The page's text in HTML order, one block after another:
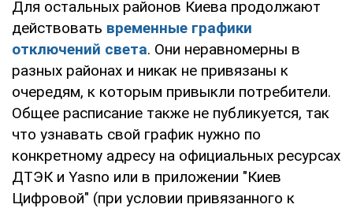
Для остальных районов Киева продолжают
действовать временные графики
отключений света. Они неравномерны в
разных районах и никак не привязаны к
очередям, к которым привыкли потребители.
Общее расписание также не публикуется, так
что узнавать свой график нужно по
конкретному адресу на официальных ресурсах
ДТЭК и Yasno или в приложении "Киев
Цифровой" (при условии привязанного к